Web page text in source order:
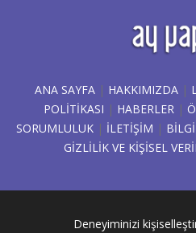
ANA SAYFA| HAKKIMIZDA|
POLITIKASI | HABERLER|
SORUMLULUK| İLETİŞİM |
GIZLILIK VE KIŞISEL
Deneyiminizi